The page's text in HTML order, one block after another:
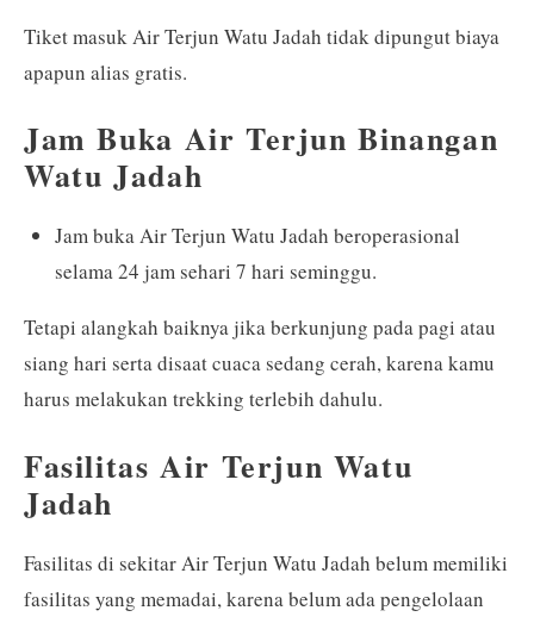
Tiket masuk Air Terjun Watu Jadah tidak dipungut biaya
apapun alias gratis.
Jam Buka Air Terjun Binangan
Watu Jadah
Jam buka Air Terjun Watu Jadah beroperasional
selama 24 jam sehari 7 hari seminggu.
Tetapi alangkah baiknya jika berkunjung pada pagi atau
siang hari serta disaat cuaca sedang cerah, karena kamu
harus melakukan trekking terlebih dahulu.
Fasilitas Air Terjun Watu
Jadah
Fasilitas di sekitar Air Terjun Watu Jadah belum memiliki
fasilitas yang memadai, karena belum ada pengelolaan